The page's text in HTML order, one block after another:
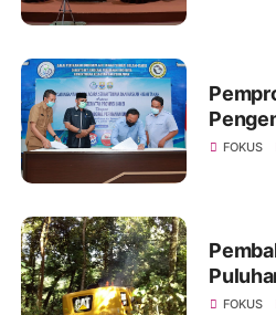
Ikan
FOKUS
Milik
FOKUS